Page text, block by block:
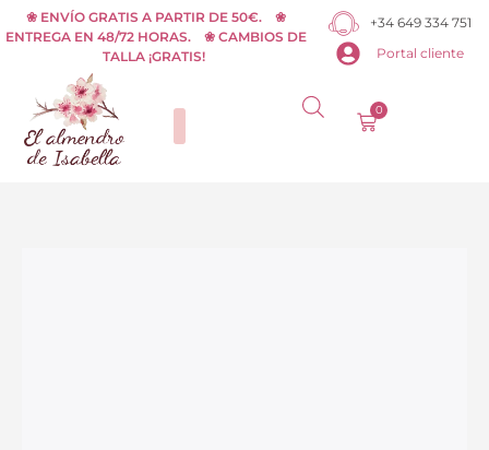
al
contenido
❀ ENVÍO GRATIS A PARTIR DE 50€. ❀
ENTREGA EN 48/72 HORAS. ❀ CAMBIOS DE
TALLA ¡GRATIS!
+34 649 334 751
Portal cliente
0
Carrito